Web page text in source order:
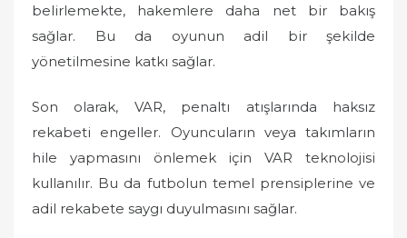
belirlemekte, hakemlere daha net bir bakış
sağlar. Bu da oyunun adil bir şekilde
yönetilmesine katkı sağlar.
Son olarak, VAR, penaltı atışlarında haksız
rekabeti engeller. Oyuncuların veya takımların
hile yapmasını önlemek için VAR teknolojisi
kullanılır. Bu da futbolun temel prensiplerine ve
adil rekabete saygı duyulmasını sağlar.